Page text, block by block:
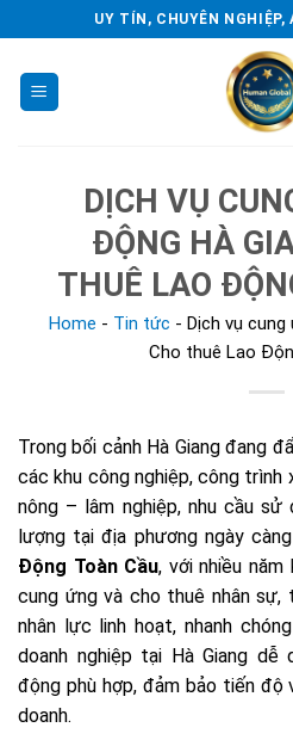
to
content
UY TÍN, CHUYÊN
DỊCH VỤ
ĐỘNG HÀ
THUÊ LAO
Home - Tin tức - Dịch vụ cung
Cho thuê Lao
Trong bối cảnh Hà Giang đang
các khu công nghiệp, công trình
nông – lâm nghiệp, nhu cầu
lượng tại địa phương ngày
Động Toàn Cầu, với nhiều
cung ứng và cho thuê nhân sự,
nhân lực linh hoạt, nhanh
doanh nghiệp tại Hà Giang
động phù hợp, đảm bảo tiến độ
doanh.